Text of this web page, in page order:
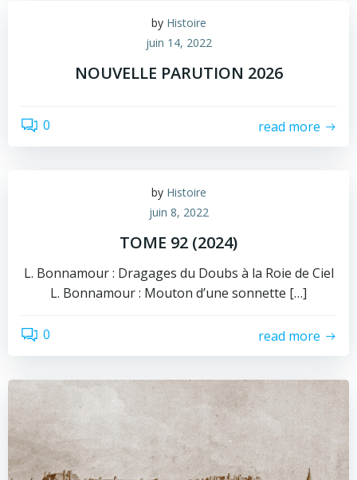
by Histoire
juin 14, 2022
NOUVELLE PARUTION 2026
0 read more
by Histoire
juin 8, 2022
TOME 92 (2024)
L. Bonnamour : Dragages du Doubs à la Roie de Ciel
L. Bonnamour : Mouton d’une sonnette […]
0 read more